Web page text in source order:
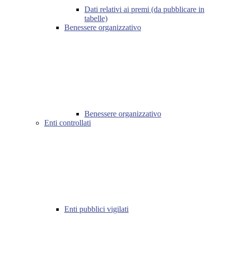
Dati relativi ai premi (da pubblicare in
tabelle)
Benessere organizzativo
Benessere organizzativo
Enti controllati
Enti pubblici vigilati